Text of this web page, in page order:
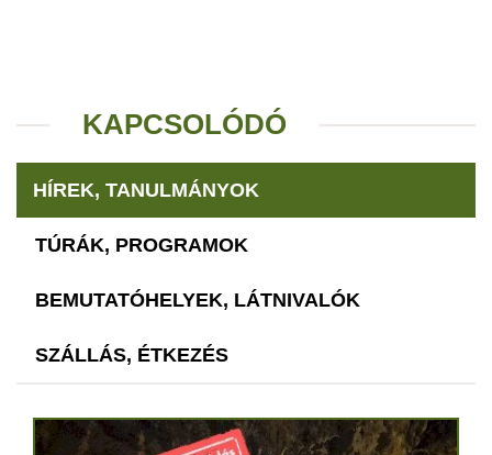
KAPCSOLÓDÓ
HÍREK, TANULMÁNYOK
TÚRÁK, PROGRAMOK
BEMUTATÓHELYEK, LÁTNIVALÓK
SZÁLLÁS, ÉTKEZÉS